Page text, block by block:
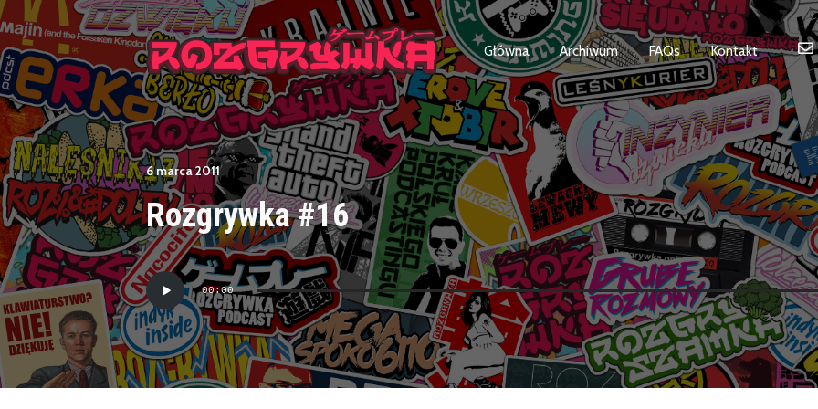
Główna Archiwum FAQs Kontakt
6 marca 2011
Rozgrywka #16
Odtwarzacz
plików
dźwiękowych
00:00